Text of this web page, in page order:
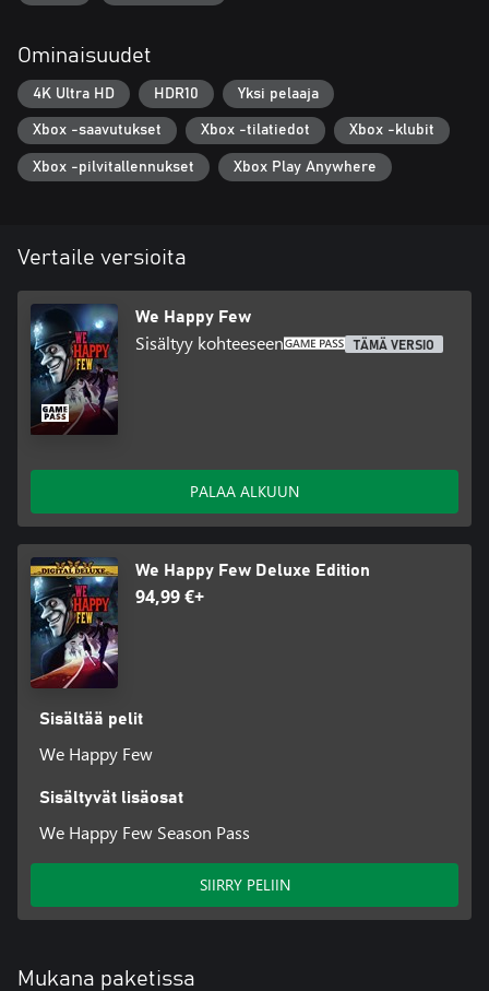
Ominaisuudet
4K Ultra HD HDR10 Yksi pelaaja
Xbox -saavutukset Xbox -tilatiedot Xbox -klubit
Xbox -pilvitallennukset Xbox Play Anywhere
Vertaile versioita
We Happy Few
Sisältyy kohteeseen TÄMÄ VERSIO
PALAA ALKUUN
We Happy Few Deluxe Edition
94,99 €+
Sisältää pelit
We Happy Few
Sisältyvät lisäosat
We Happy Few Season Pass
SIIRRY PELIIN
Mukana paketissa